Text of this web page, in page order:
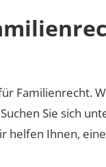
Familienrecht.
Sie sich
helfen Ihnen,